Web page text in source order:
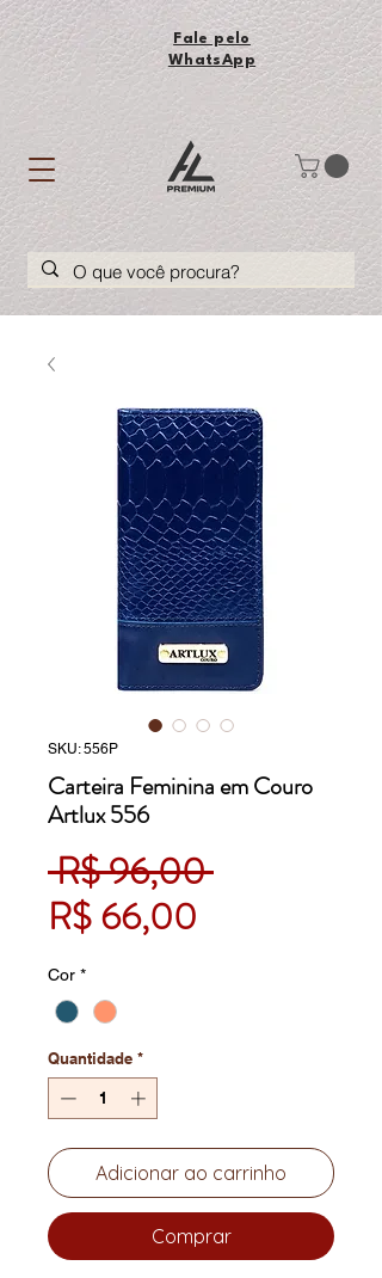
Fale pelo
WhatsApp
SKU: 556P
Carteira Feminina em Couro
Artlux 556
R$ 96,00 Preço normal
R$ 66,00
Cor *
Quantidade *
Adicionar ao carrinho
Comprar